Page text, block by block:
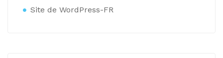
Site de WordPress-FR